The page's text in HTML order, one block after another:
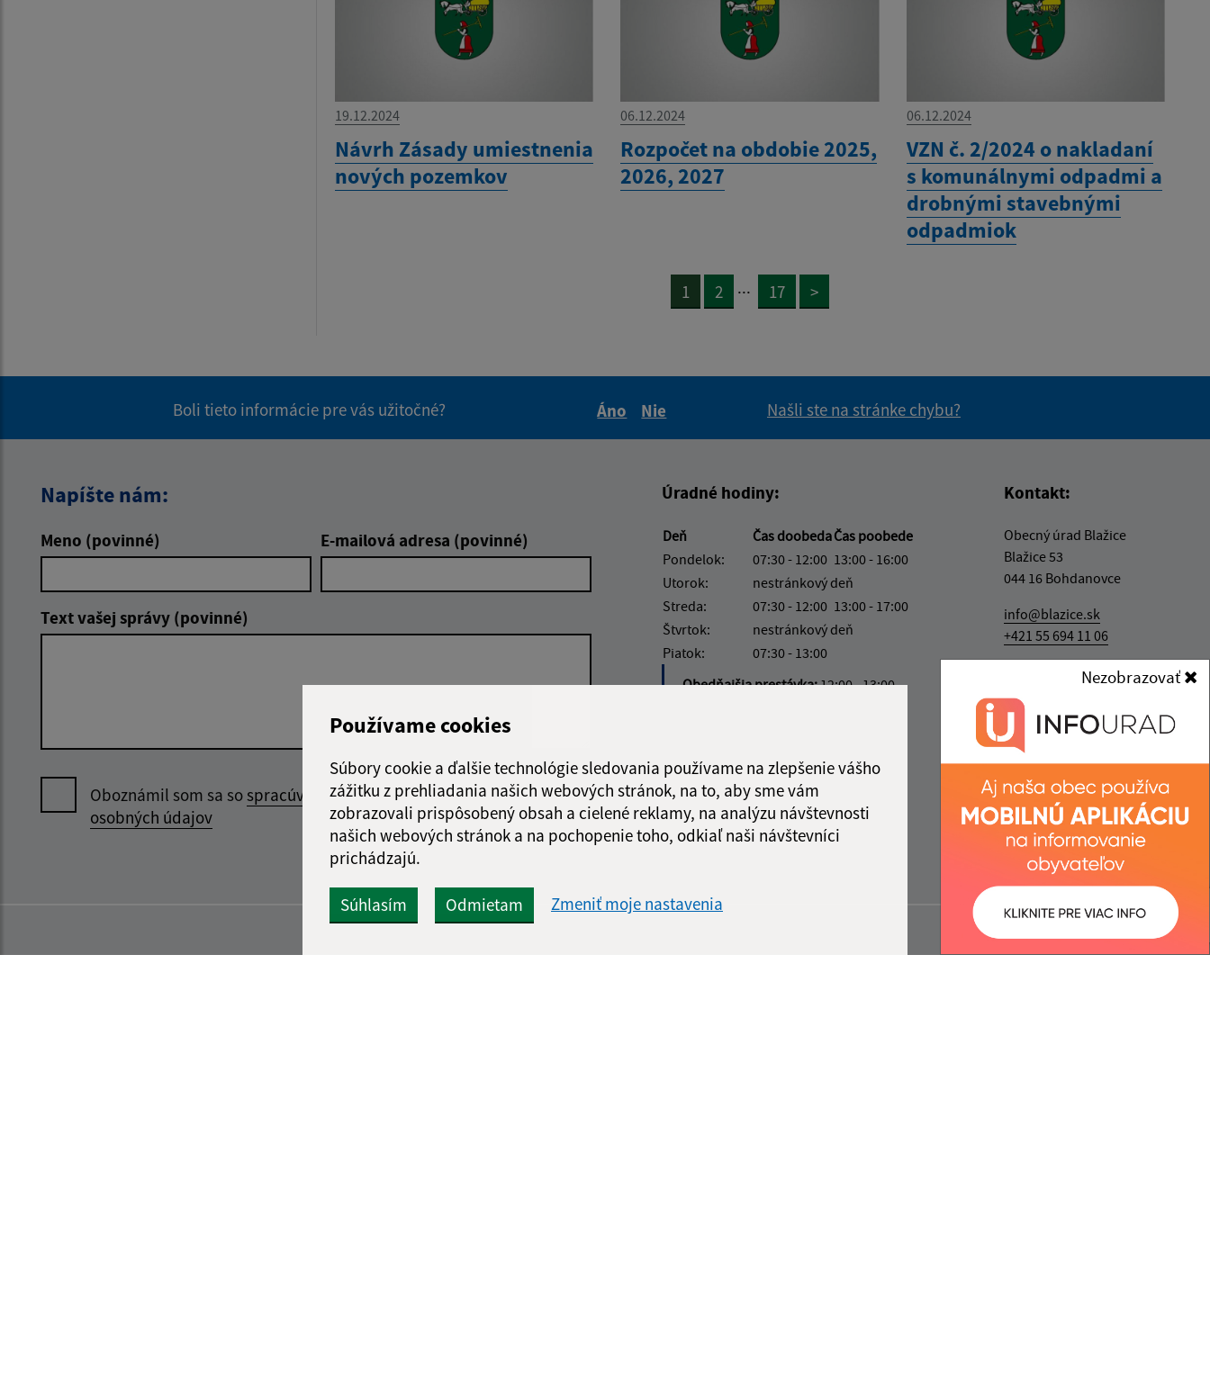
Používame cookies
Súbory cookie a ďalšie technológie sledovania používame na zlepšenie vášho
zážitku z prehliadania našich webových stránok, na to, aby sme vám
zobrazovali prispôsobený obsah a cielené reklamy, na analýzu návštevnosti
našich webových stránok a na pochopenie toho, odkiaľ naši návštevníci
prichádzajú.
Súhlasím Odmietam Zmeniť moje nastavenia
Nezobrazovať
19.12.2024
Návrh Zásady umiestnenia
nových pozemkov
06.12.2024
Rozpočet na obdobie 2025,
2026, 2027
06.12.2024
VZN č. 2/2024 o nakladaní
s komunálnymi odpadmi a
drobnými stavebnými
odpadmiok
1 2 ... 17 >
Boli tieto informácie pre vás užitočné?
Áno
Nie
Našli ste na stránke chybu?
Napíšte nám:
Meno (povinné) E-mailová adresa (povinné)
Text vašej správy (povinné)
Oboznámil som sa sospracúvaním
osobných údajov
Google reCaptcha Response
Odoslať správu
Úradné hodiny:
Deň Čas doobedaČas poobede
Pondelok:
07:30 - 12:00 13:00 - 16:00
Utorok:
nestránkový deň
Streda:
07:30 - 12:00 13:00 - 17:00
Štvrtok:
nestránkový deň
Piatok:
07:30 - 13:00
Obedňajšia prestávka:12:00 - 13:00
Kontakt:
Obecný úrad Blažice
Blažice 53
044 16 Bohdanovce
info@blazice.sk
+421 55 694 11 06
IČO: 00690198